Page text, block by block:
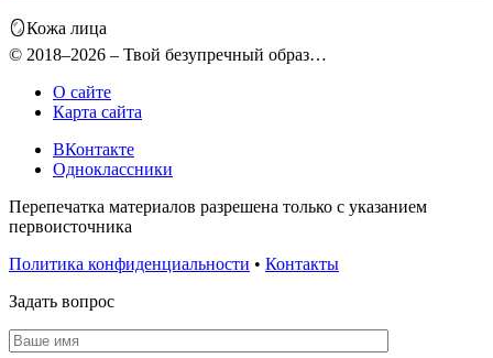
🪞Кожа лица
© 2018–2026 – Твой безупречный образ…
О сайте
Карта сайта
ВКонтакте
Одноклассники
Перепечатка материалов разрешена только с указанием
первоисточника
Политика конфиденциальности • Контакты
Задать вопрос